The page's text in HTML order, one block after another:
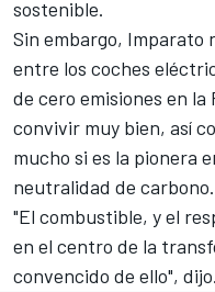
sostenible.
Sin embargo, Imparato
entre los coches
de cero emisiones en la
convivir muy bien, así
mucho si es la pionera
neutralidad de carbono.
"El combustible, y el
en el centro de la
convencido de ello", dijo.